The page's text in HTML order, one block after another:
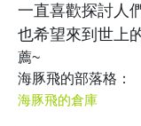
一直喜歡探討人
也希望來到世上
薦~
海豚飛的部落格：
海豚飛的倉庫